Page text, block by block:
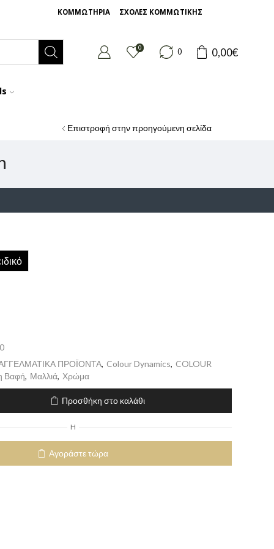
ΚΟΜΜΩΤΗΡΙΑ ΣΧΟΛΕΣ ΚΟΜΜΩΤΙΚΗΣ
0 0 0,00€
Επιστροφή στην προηγούμενη σελίδα
ΠΡΟΪΟΝΤΑ, Colour Dynamics, COLOUR
Βαφή, Μαλλιά, Χρώμα
Προσθήκη στο καλάθι
H
Αγοράστε τώρα